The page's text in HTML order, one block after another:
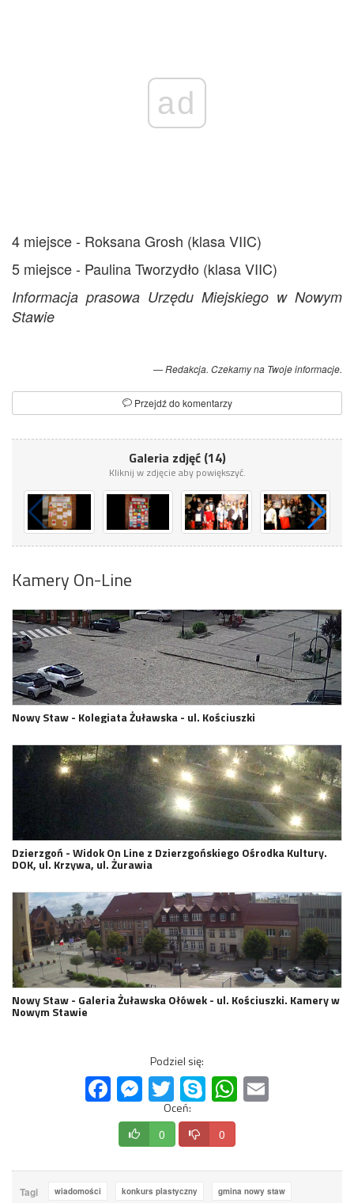
ad
4 miejsce - Roksana Grosh (klasa VIIC)
5 miejsce - Paulina Tworzydło (klasa VIIC)
Informacja prasowa Urzędu Miejskiego w Nowym
Stawie
Redakcja. Czekamy na Twoje informacje.
Przejdź do komentarzy
Galeria zdjęć (14)
Kliknij w zdjęcie aby powiększyć.
Kamery On-Line
Nowy Staw - Kolegiata Żuławska - ul. Kościuszki
Dzierzgoń - Widok On Line z Dzierzgońskiego Ośrodka Kultury.
DOK, ul. Krzywa, ul. Żurawia
Nowy Staw - Galeria Żuławska Ołówek - ul. Kościuszki. Kamery w
Nowym Stawie
Podziel się:
FacebookMessenger
Twitter Skype WhatsApp
Oceń:
0 0
Tagi wiadomości konkurs plastyczny gmina nowy staw